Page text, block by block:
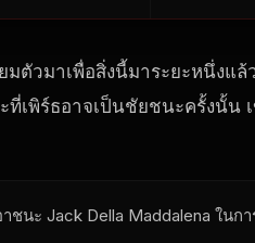
ยมตัวมาเพื่อสิ่งนี้มาระยะหนึ่ง
เพิร์ธอาจเป็นชัยชนะครั้งนั้น
าชนะ Jack Della Maddalena ในก